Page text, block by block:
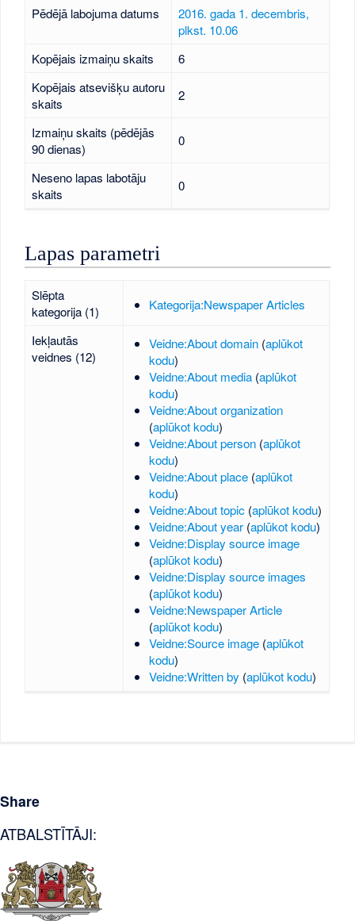
Pēdējā labojuma datums
2016. gada 1. decembris,
plkst. 10.06
Kopējais izmaiņu skaits
6
Kopējais atsevišķu autoru
skaits
2
Izmaiņu skaits (pēdējās
90 dienas)
0
Neseno lapas labotāju
skaits
0
Lapas parametri
Slēpta
kategorija (1)
Kategorija:Newspaper Articles
Iekļautās
veidnes (12)
Veidne:About domain (aplūkot
kodu)
Veidne:About media (aplūkot
kodu)
Veidne:About organization
(aplūkot kodu)
Veidne:About person (aplūkot
kodu)
Veidne:About place (aplūkot
kodu)
Veidne:About topic (aplūkot kodu)
Veidne:About year (aplūkot kodu)
Veidne:Display source image
(aplūkot kodu)
Veidne:Display source images
(aplūkot kodu)
Veidne:Newspaper Article
(aplūkot kodu)
Veidne:Source image (aplūkot
kodu)
Veidne:Written by (aplūkot kodu)
Share
ATBALSTĪTĀJI: